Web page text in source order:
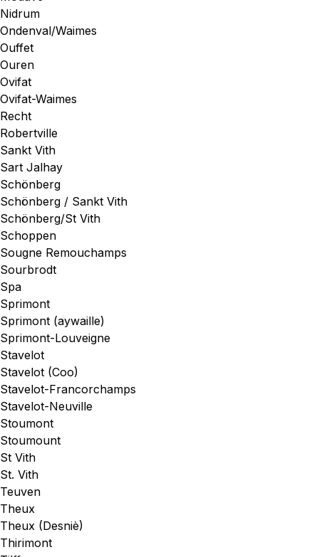
Nidrum
Ondenval/Waimes
Ouffet
Ouren
Ovifat
Ovifat-Waimes
Recht
Robertville
Sankt Vith
Sart Jalhay
Schönberg
Schönberg / Sankt Vith
Schönberg/St Vith
Schoppen
Sougne Remouchamps
Sourbrodt
Spa
Sprimont
Sprimont (aywaille)
Sprimont-Louveigne
Stavelot
Stavelot (Coo)
Stavelot-Francorchamps
Stavelot-Neuville
Stoumont
Stoumount
St Vith
St. Vith
Teuven
Theux
Theux (Desniè)
Thirimont